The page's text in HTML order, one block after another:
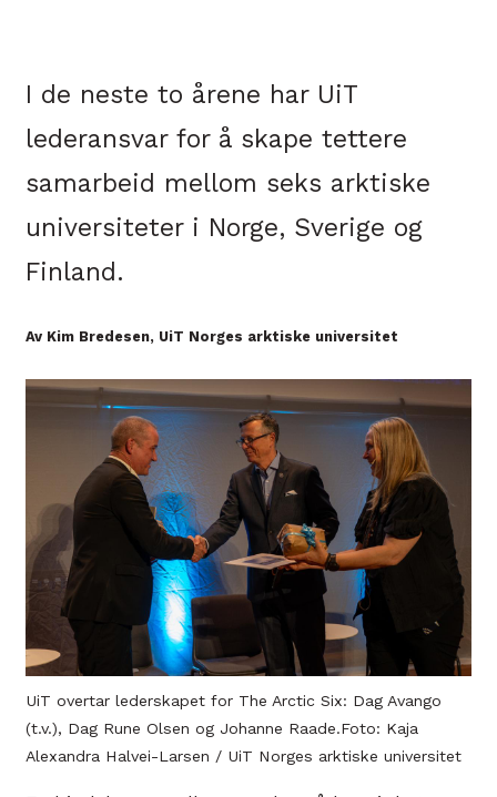
I de neste to årene har UiT
lederansvar for å skape tettere
samarbeid mellom seks arktiske
universiteter i Norge, Sverige og
Finland.
Av Kim Bredesen, UiT Norges arktiske universitet
UiT overtar lederskapet for The Arctic Six: Dag Avango
(t.v.), Dag Rune Olsen og Johanne Raade.Foto: Kaja
Alexandra Halvei-Larsen / UiT Norges arktiske universitet